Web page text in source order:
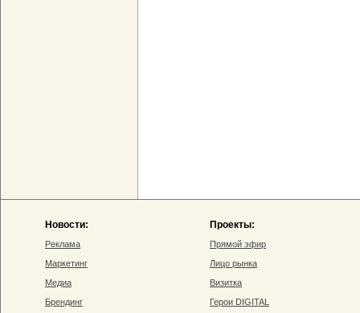
Новости:
Реклама
Маркетинг
Медиа
Брендинг
Проекты:
Прямой эфир
Лицо рынка
Визитка
Герои DIGITAL